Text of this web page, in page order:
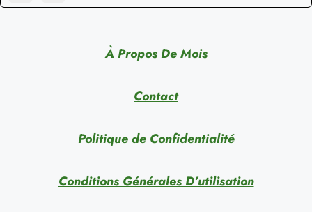
À Propos De Mois
Contact
Politique de Confidentialité
Conditions Générales D’utilisation